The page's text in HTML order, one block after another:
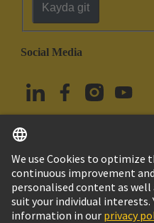
Kayda git
Social Media
Türkiye Türkçe
© HARTING Technology Group